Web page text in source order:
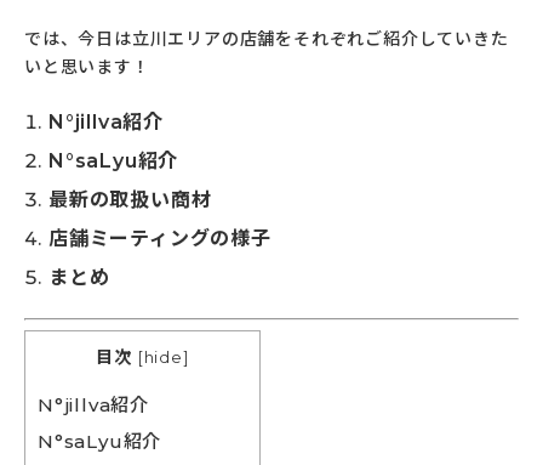
では、今日は立川エリアの店舗をそれぞれご紹介していきた
いと思います！
N°jillva紹介
N°saLyu紹介
最新の取扱い商材
店舗ミーティングの様子
まとめ
目次 [ hide]
N°jillva紹介
N°saLyu紹介